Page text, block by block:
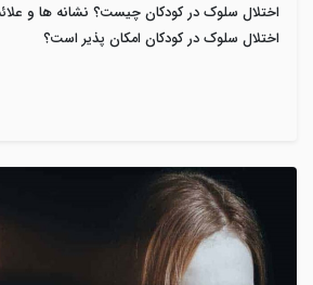
اختلال سلوک در کودکان چیست؟ نشانه ها و
اختلال سلوک در کودکان امکان پذیر است؟